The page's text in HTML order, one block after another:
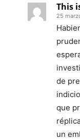
This
25
de
que
un